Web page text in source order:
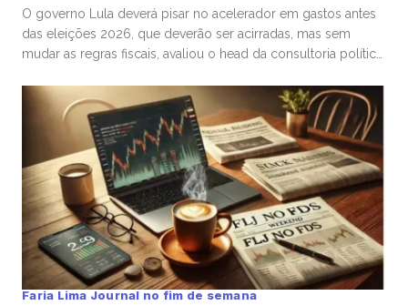
O governo Lula deverá pisar no acelerador em gastos antes
das eleições 2026, que deverão ser acirradas, mas sem
mudar as regras fiscais, avaliou o head da consultoria política
político e colunista do Faria Lima Journal, Leopoldo Vieira.
Na conversa, o diretor da Eurasia fez […]
Faria Lima Journal no fim de semana